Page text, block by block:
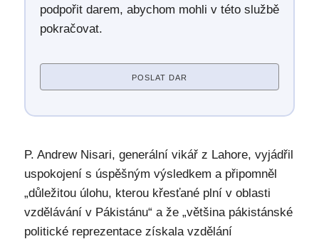
podpořit darem, abychom mohli v této službě
pokračovat.
POSLAT DAR
P. Andrew Nisari, generální vikář z Lahore, vyjádřil
uspokojení s úspěšným výsledkem a připomněl
„důležitou úlohu, kterou křesťané plní v oblasti
vzdělávání v Pákistánu“ a že „většina pákistánské
politické reprezentace získala vzdělání